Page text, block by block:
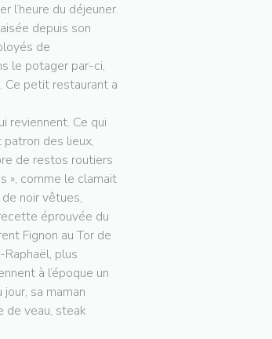
l’heure du déjeuner.
depuis son
de
le potager par-ci,
Ce petit restaurant a
reviennent. Ce qui
des lieux,
de restos routiers
», comme le clamait
noir vêtues,
éprouvée du
Fignon au Tor de
plus
à l’époque un
sa maman
veau, steak